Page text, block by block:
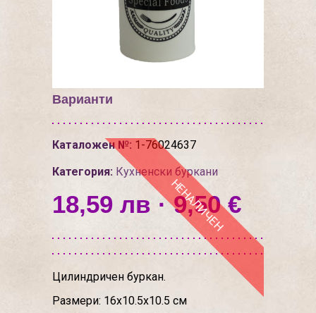
Варианти
Каталожен №: 1-76024637
Категория: Кухненски буркани
18,59 лв · 9,50 €
НЕНАЛИЧЕН
Цилиндричен буркан.
Размери: 16x10.5x10.5 см